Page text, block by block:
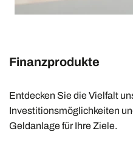
Finanzprodukte
Entdecken Sie die Vielfalt
Investitionsmöglichkeiten
Geldanlage für Ihre Ziele.